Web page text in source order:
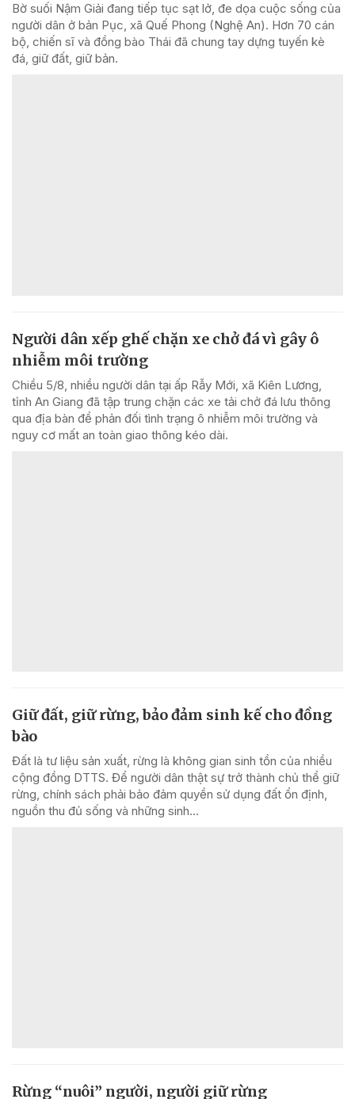
Bờ suối Nậm Giải đang tiếp tục sạt lở, đe dọa cuộc sống của
người dân ở bản Pục, xã Quế Phong (Nghệ An). Hơn 70 cán
bộ, chiến sĩ và đồng bào Thái đã chung tay dựng tuyến kè
đá, giữ đất, giữ bản.
Người dân xếp ghế chặn xe chở đá vì gây ô
nhiễm môi trường
Chiều 5/8, nhiều người dân tại ấp Rẫy Mới, xã Kiên Lương,
tỉnh An Giang đã tập trung chặn các xe tải chở đá lưu thông
qua địa bàn để phản đối tình trạng ô nhiễm môi trường và
nguy cơ mất an toàn giao thông kéo dài.
Giữ đất, giữ rừng, bảo đảm sinh kế cho đồng
bào
Đất là tư liệu sản xuất, rừng là không gian sinh tồn của nhiều
cộng đồng DTTS. Để người dân thật sự trở thành chủ thể giữ
rừng, chính sách phải bảo đảm quyền sử dụng đất ổn định,
nguồn thu đủ sống và những sinh...
Rừng “nuôi” người, người giữ rừng